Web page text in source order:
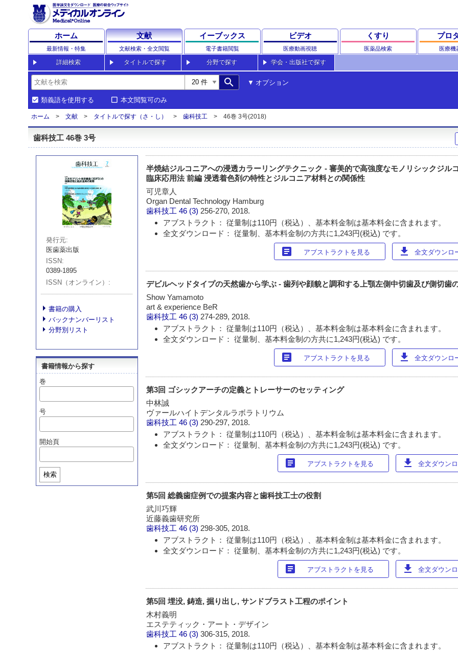
ホーム
最新情報・特集
文献
文献検索・全文閲覧
イーブックス
電子書籍閲覧
ビデオ
医療動画視聴
くすり
医薬品検索
プロ
医療機
詳細検索 タイトルで探す 分野で探す 学会・出版社で探す
search オプション
類義語を使用する 本文閲覧可のみ
ホーム 文献 タイトルで探す（さ・し） 歯科技工 46巻 3号(2018)
歯科技工 46巻 3号
発行元
医歯薬出版
ISSN
0389-1895
ISSN（オンライン）
書籍の購入
バックナンバーリスト
分野別リスト
書籍情報から探す
巻
号
開始頁
検索
半焼結ジルコニアへの浸透カラーリングテクニック - 審美的で高強度なモノリシックジル
臨床応用法 前編 浸透着色剤の特性とジルコニア材料との関係性
可児章人
Organ Dental Technology Hamburg
歯科技工 46 (3) 256-270, 2018.
アブストラクト： 従量制は110円（税込）、基本料金制は基本料金に含まれます。
全文ダウンロード： 従量制、基本料金制の方共に1,243円(税込) です。
article アブストラクトを見る download 全文ダウンロ
デビルヘッドタイプの天然歯から学ぶ - 歯列や顔貌と調和する上顎左側中切歯及び側切歯
Show Yamamoto
art & experience BeR
歯科技工 46 (3) 274-289, 2018.
アブストラクト： 従量制は110円（税込）、基本料金制は基本料金に含まれます。
全文ダウンロード： 従量制、基本料金制の方共に1,243円(税込) です。
article アブストラクトを見る download 全文ダウンロ
第3回 ゴシックアーチの定義とトレーサーのセッティング
中林誠
ヴァールハイトデンタルラボラトリウム
歯科技工 46 (3) 290-297, 2018.
アブストラクト： 従量制は110円（税込）、基本料金制は基本料金に含まれます。
全文ダウンロード： 従量制、基本料金制の方共に1,243円(税込) です。
article アブストラクトを見る download 全文ダウン
第5回 総義歯症例での提案内容と歯科技工士の役割
武川巧輝
近藤義歯研究所
歯科技工 46 (3) 298-305, 2018.
アブストラクト： 従量制は110円（税込）、基本料金制は基本料金に含まれます。
全文ダウンロード： 従量制、基本料金制の方共に1,243円(税込) です。
article アブストラクトを見る download 全文ダウン
第5回 埋没, 鋳造, 掘り出し, サンドブラスト工程のポイント
木村義明
エステティック・アート・デザイン
歯科技工 46 (3)306-315, 2018.
アブストラクト： 従量制は110円（税込）、基本料金制は基本料金に含まれます。